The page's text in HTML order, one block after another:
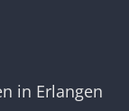
in Erlangen